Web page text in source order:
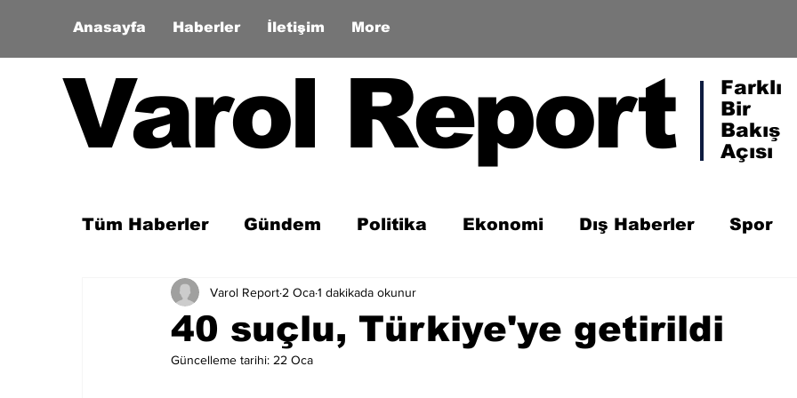
Anasayfa Haberler İletişim More
Varol Report
Farklı
Bir
Bakış
Açısı
Tüm Haberler Gündem Politika Ekonomi Dış Haberler Spor
Son Dakika Zaman Tüneli
40 suçlu, Türkiye'ye getirildi
Varol Report 2 Oca1 dakikada okunur
Güncelleme tarihi: 22 Oca